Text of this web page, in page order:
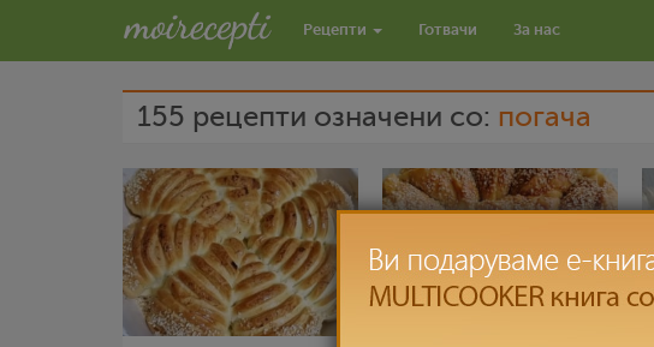
Рецепти Готвачи За нас
155 рецепти означени со: погача